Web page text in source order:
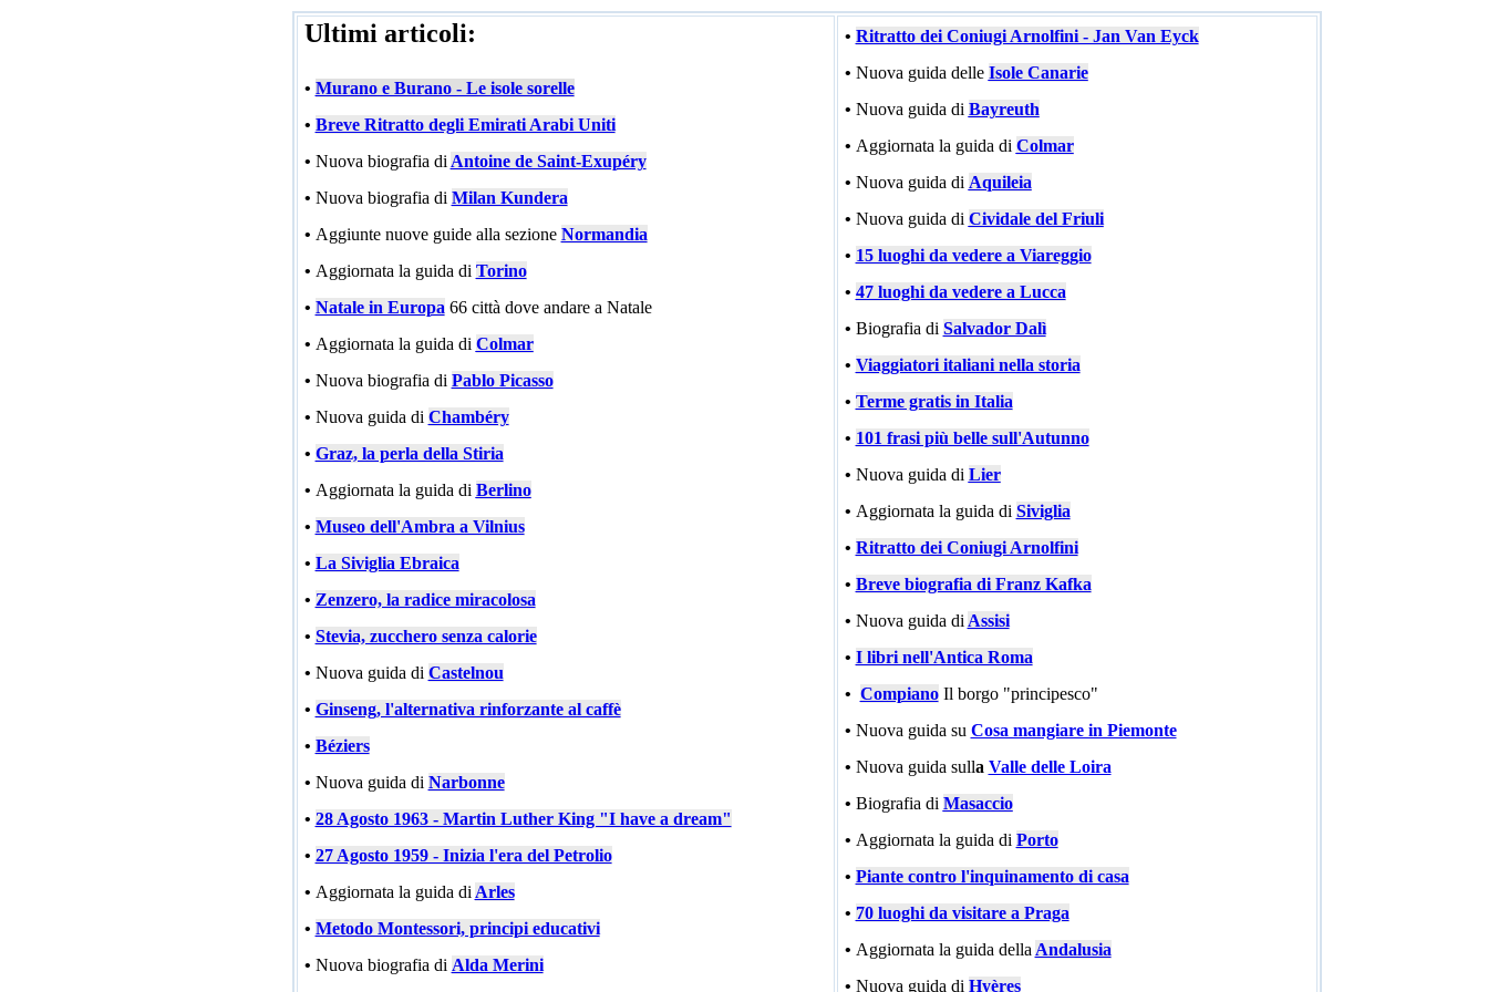
Ultimi articoli:
• Murano e Burano - Le isole sorelle
• Breve Ritratto degli Emirati Arabi Uniti
• Nuova biografia di Antoine de Saint-Exupéry
• Nuova biografia di Milan Kundera
• Aggiunte nuove guide alla sezione Normandia
• Aggiornata la guida di Torino
• Natale in Europa 66 città dove andare a Natale
• Aggiornata la guida di Colmar
• Nuova biografia di Pablo Picasso
• Nuova guida di Chambéry
• Graz, la perla della Stiria
• Aggiornata la guida di Berlino
• Museo dell'Ambra a Vilnius
• La Siviglia Ebraica
• Zenzero, la radice miracolosa
• Stevia, zucchero senza calorie
• Nuova guida di Castelnou
• Ginseng, l'alternativa rinforzante al caffè
• Béziers
• Nuova guida di Narbonne
• 28 Agosto 1963 - Martin Luther King "I have a dream"
• 27 Agosto 1959 - Inizia l'era del Petrolio
• Aggiornata la guida di Arles
• Metodo Montessori, principi educativi
• Nuova biografia di Alda Merini
• Ritratto dei Coniugi Arnolfini - Jan Van Eyck
• Nuova guida delle Isole Canarie
• Nuova guida di Bayreuth
• Aggiornata la guida di Colmar
• Nuova guida di Aquileia
• Nuova guida di Cividale del Friuli
• 15 luoghi da vedere a Viareggio
• 47 luoghi da vedere a Lucca
• Biografia di Salvador Dalì
• Viaggiatori italiani nella storia
• Terme gratis in Italia
• 101 frasi più belle sull'Autunno
• Nuova guida di Lier
• Aggiornata la guida di Siviglia
• Ritratto dei Coniugi Arnolfini
• Breve biografia di Franz Kafka
• Nuova guida di Assisi
• I libri nell'Antica Roma
• Compiano Il borgo "principesco"
• Nuova guida su Cosa mangiare in Piemonte
• Nuova guida sulla Valle delle Loira
• Biografia di Masaccio
• Aggiornata la guida di Porto
• Piante contro l'inquinamento di casa
• 70 luoghi da visitare a Praga
• Aggiornata la guida della Andalusia
• Nuova guida di Hyères